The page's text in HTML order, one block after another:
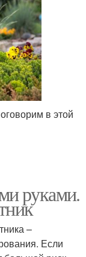
в этой
руками.
–
Если